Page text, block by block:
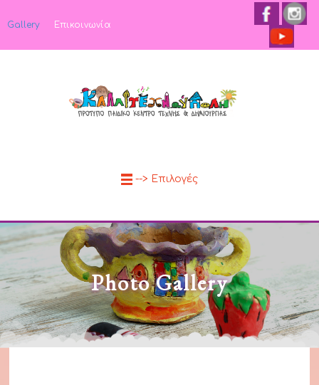
Gallery Επικοινωνία
--> Επιλογές
Photo Gallery